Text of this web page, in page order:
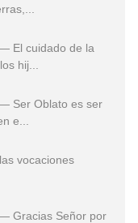
de la
hij...
Oblato es ser
e...
Señor por